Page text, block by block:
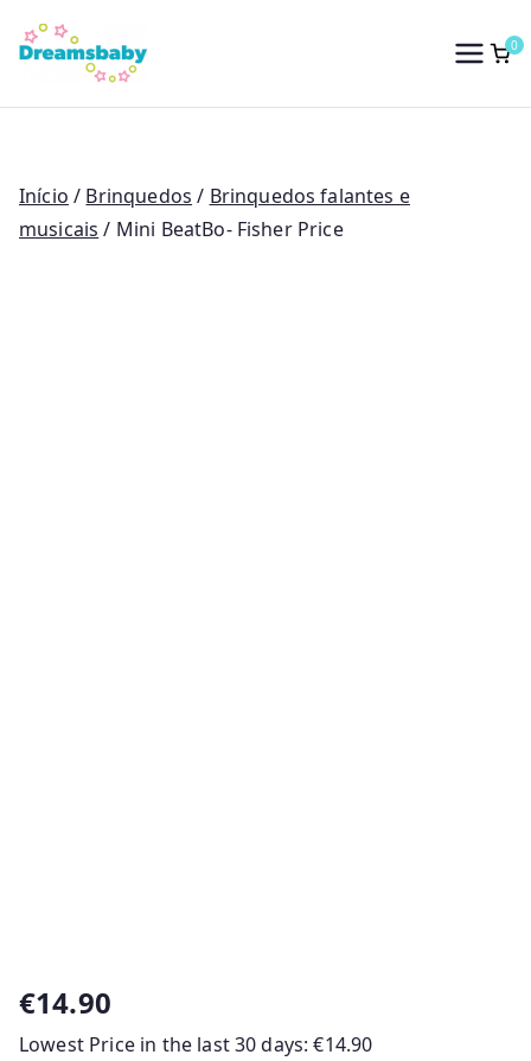
para
conteúdo
Dreams Baby
0
Início / Brinquedos / Brinquedos falantes e
musicais / Mini BeatBo- Fisher Price
€14.90
Lowest Price in the last 30 days:€14.90